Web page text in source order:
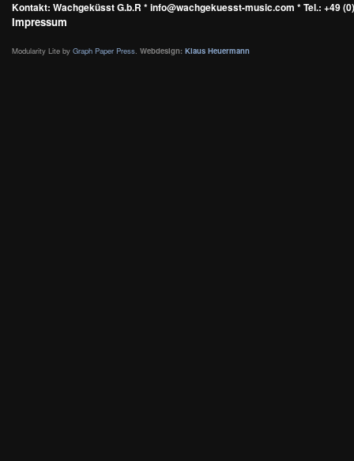
Kontakt: Wachgeküsst G.b.R * info@wachgekuesst-music.com * Tel.: +49
Impressum
Modularity Lite by Graph Paper Press Webdesign: Klaus Heuermann